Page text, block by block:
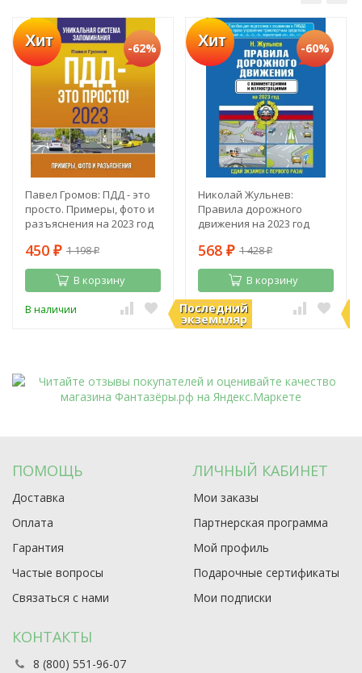
Хит -62%
Павел Громов: ПДД - это
просто. Примеры, фото и
разъяснения на 2023 год
450 ₽ 1 198₽
В корзину
В наличии
Хит
Последний
экземпляр
-60%
Николай Жульнев:
Правила дорожного
движения на 2023 год
568 ₽ 1 428₽
В корзину
В наличии
ПОМОЩЬ
Доставка
Оплата
Гарантия
Частые вопросы
Связаться с нами
ЛИЧНЫЙ КАБИНЕТ
Мои заказы
Партнерская программа
Мой профиль
Подарочные сертификаты
Мои подписки
КОНТАКТЫ
8 (800) 551-96-07